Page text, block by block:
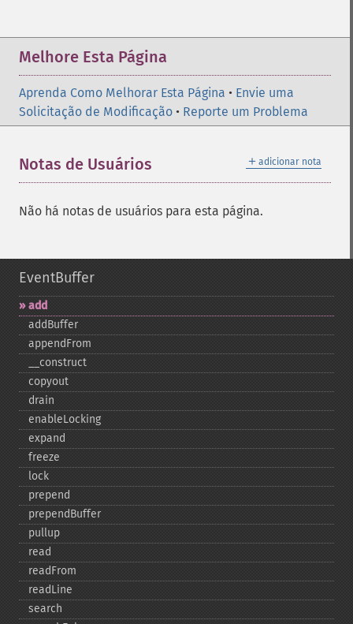
Melhore Esta Página
Aprenda Como Melhorar Esta Página • Envie uma
Solicitação de Modificação • Reporte um Problema
＋ adicionar nota
Notas de Usuários
Não há notas de usuários para esta página.
EventBuffer
add
addBuffer
appendFrom
_​_​construct
copyout
drain
enableLocking
expand
freeze
lock
prepend
prependBuffer
pullup
read
readFrom
readLine
search